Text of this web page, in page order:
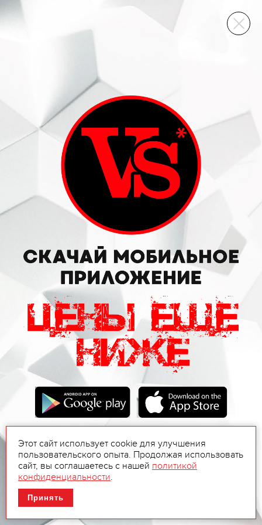
ВИННЫЙ СКЛАД
Этот сайт использует cookie для улучшения
пользовательского опыта. Продолжая использовать
сайт, вы соглашаетесь с нашей политикой
конфиденциальности.
Принять